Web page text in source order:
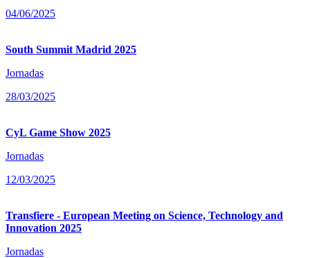
04/06/2025
South Summit Madrid 2025
Jornadas
28/03/2025
CyL Game Show 2025
Jornadas
12/03/2025
Transfiere - European Meeting on Science, Technology and
Innovation 2025
Jornadas